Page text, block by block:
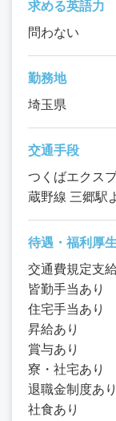
求める英語力
問わない
勤務地
埼玉県
交通手段
つくばエクス
蔵野線 三郷駅
待遇・福利厚生
交通費規定支
皆勤手当あり
住宅手当あり
昇給あり
賞与あり
寮・社宅あり
退職金制度あり
社食あり